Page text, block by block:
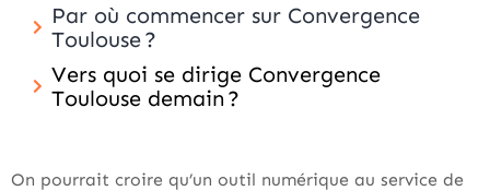
Par où commencer sur Convergence
Toulouse ?
Vers quoi se dirige Convergence
Toulouse demain ?
On pourrait croire qu’un outil numérique au service de